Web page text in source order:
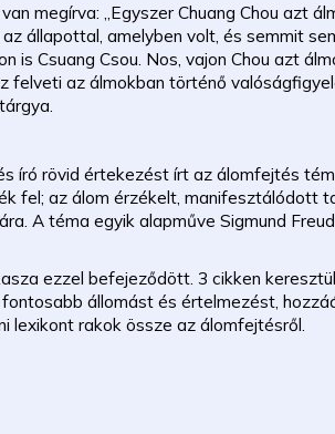
megírva: „Egyszer Chuang Chou azt
állapottal, amelyben volt, és semmit
is Csuang Csou. Nos, vajon Chou azt
felveti az álmokban történő
író rövid értekezést írt az álomfejtés
fel; az álom érzékelt, manifesztálódott
A téma egyik alapműve Sigmund
ezzel befejeződött. 3 cikken
állomást és értelmezést,
lexikont rakok össze az álomfejtésről.